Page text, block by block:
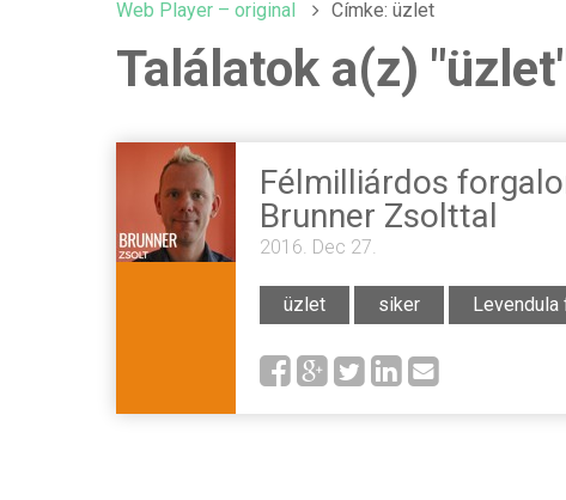
Web Player – original Címke: üzlet
Találatok a(z)
Félmilliárdos
Brunner Zsolttal
2016. Dec 27.
üzlet siker